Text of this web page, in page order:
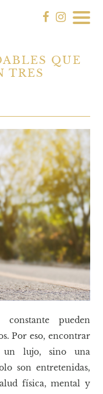
QUE
TRES
pueden
Por eso, encontrar
lujo, sino una
son entretenidas,
física, mental y